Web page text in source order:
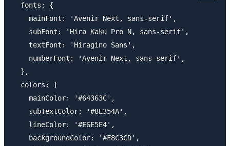
  fonts: {
    mainFont: 'Avenir Next, sans-serif',
    subFont: 'Hira Kaku Pro N, sans-serif',
    textFont: 'Hiragino Sans',
    numberFont: 'Avenir Next, sans-serif',
  },
  colors: {
    mainColor: '#64363C',
    subTextColor: '#8E354A',
    lineColor: '#E6E5E4',
    backgroundColor: '#F8C3CD',